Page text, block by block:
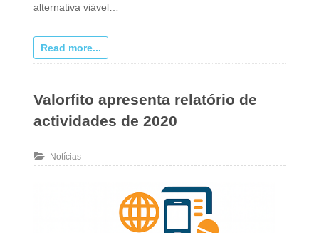
alternativa viável…
Read more...
Valorfito apresenta relatório de
actividades de 2020
Notícias